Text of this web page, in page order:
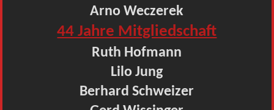
Arno Weczerek
44 Jahre Mitgliedschaft
Ruth Hofmann
Lilo Jung
Berhard Schweizer